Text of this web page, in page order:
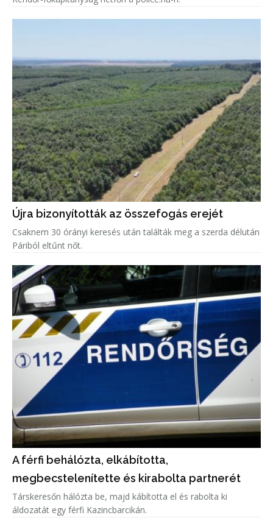
Újra bizonyították az összefogás erejét
Csaknem 30 órányi keresés után találták meg a szerda délután
Páriból eltűnt nőt.
A férfi behálózta, elkábította,
megbecstelenítette és kirabolta partnerét
Társkeresőn hálózta be, majd kábította el és rabolta ki
áldozatát egy férfi Kazincbarcikán.